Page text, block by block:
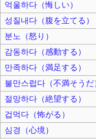
억울하다（悔しい）
성질내다（腹を立てる）
분노（怒り）
감동하다（感動する）
만족하다（満足する）
불만스럽다（不満そうだ
절망하다（絶望する）
겁먹다（怖がる）
심경（心境）